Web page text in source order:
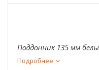
Поддонник 135 мм
Подробнее